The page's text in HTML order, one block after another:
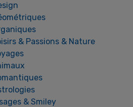
& Passions & Nature
& Smiley